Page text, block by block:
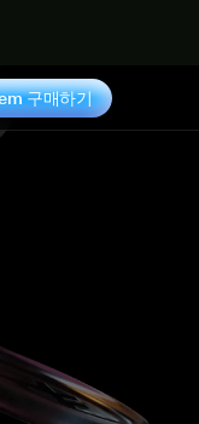
구매하기